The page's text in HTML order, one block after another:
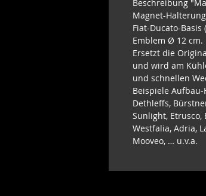
Beschreibung
Magnet-
Fiat-Ducato-
Emblem Ø 12 cm.
Ersetzt die
und wird am
und schnellen
Beispiele
Dethleffs,
Sunlight, Etrusco,
Westfalia, Adria,
Mooveo, … u.v.a.